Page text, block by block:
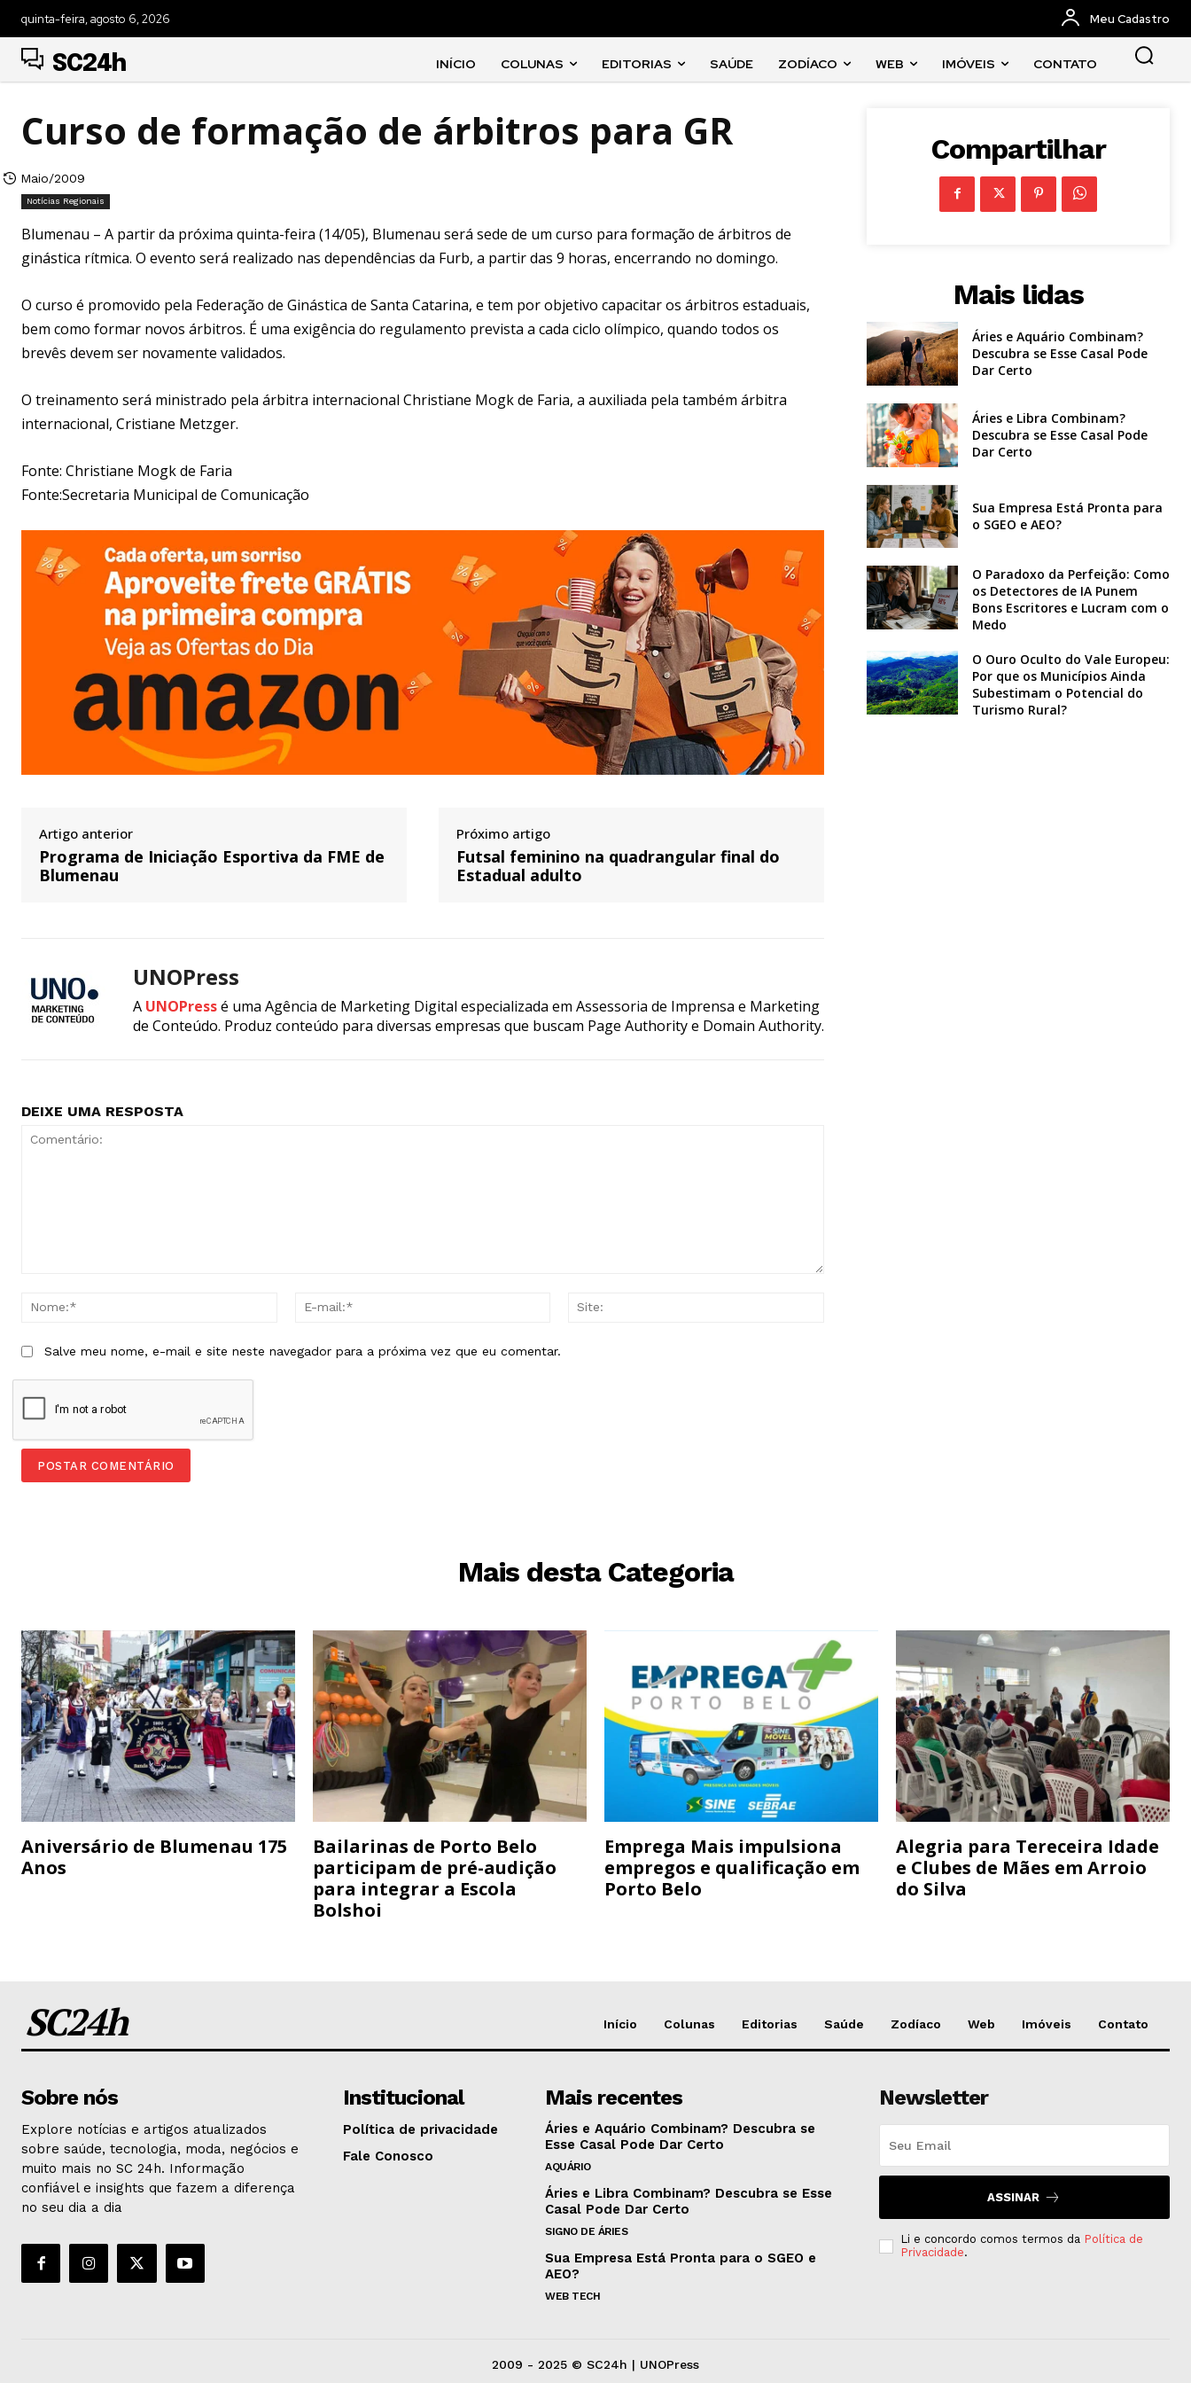
quinta-feira, agosto 6, 2026 Meu Cadastro
SC24h INÍCIO COLUNAS EDITORIAS SAÚDE ZODÍACO WEB IMÓVEIS CONTATO
Curso de formação de árbitros para GR
Maio/2009
Notícias Regionais
Blumenau – A partir da próxima quinta-feira (14/05), Blumenau será sede de um curso para formação de árbitros de
ginástica rítmica. O evento será realizado nas dependências da Furb, a partir das 9 horas, encerrando no domingo.
O curso é promovido pela Federação de Ginástica de Santa Catarina, e tem por objetivo capacitar os árbitros estaduais,
bem como formar novos árbitros. É uma exigência do regulamento prevista a cada ciclo olímpico, quando todos os
brevês devem ser novamente validados.
O treinamento será ministrado pela árbitra internacional Christiane Mogk de Faria, a auxiliada pela também árbitra
internacional, Cristiane Metzger.
Fonte: Christiane Mogk de Faria
Fonte:Secretaria Municipal de Comunicação
Artigo anterior
Programa de Iniciação Esportiva da FME de
Blumenau
Próximo artigo
Futsal feminino na quadrangular final do
Estadual adulto
UNOPress
A UNOPressé uma Agência de Marketing Digital especializada em Assessoria de Imprensa e Marketing
de Conteúdo. Produz conteúdo para diversas empresas que buscam Page Authority e Domain Authority.
DEIXE UMA RESPOSTA
Nome:*
Salve meu nome, e-mail e site neste navegador para a próxima vez que eu comentar.
Compartilhar
Mais lidas
Áries e Aquário Combinam?
Descubra se Esse Casal Pode
Dar Certo
Áries e Libra Combinam?
Descubra se Esse Casal Pode
Dar Certo
Sua Empresa Está Pronta para
o SGEO e AEO?
O Paradoxo da Perfeição: Como
os Detectores de IA Punem
Bons Escritores e Lucram com o
Medo
O Ouro Oculto do Vale Europeu:
Por que os Municípios Ainda
Subestimam o Potencial do
Turismo Rural?
Mais desta Categoria
Aniversário de Blumenau 175
Anos
Bailarinas de Porto Belo
participam de pré-audição
para integrar a Escola
Bolshoi
Emprega Mais impulsiona
empregos e qualificação em
Porto Belo
Alegria para Tereceira Idade
e Clubes de Mães em Arroio
do Silva
SC24h Início Colunas Editorias Saúde Zodíaco Web Imóveis Contato
Sobre nós
Explore notícias e artigos atualizados
sobre saúde, tecnologia, moda, negócios e
muito mais no SC 24h. Informação
confiável e insights que fazem a diferença
no seu dia a dia
Institucional
Política de privacidade
Fale Conosco
Mais recentes
Áries e Aquário Combinam? Descubra se
Esse Casal Pode Dar Certo
AQUÁRIO
Áries e Libra Combinam? Descubra se Esse
Casal Pode Dar Certo
SIGNO DE ÁRIES
Sua Empresa Está Pronta para o SGEO e
AEO?
WEB TECH
Newsletter
ASSINAR
Li e concordo comos termos da Política de
Privacidade.
2009 - 2025 © SC24h | UNOPress